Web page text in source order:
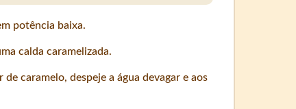
potência baixa.
calda caramelizada.
caramelo, despeje a água devagar e aos